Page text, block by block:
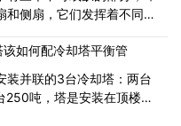
和侧扇，它们发挥着不同的
冷却塔并联安装时，水收
如何配冷却塔平衡管
装并联的3台冷却塔：两台
250吨，塔是安装在顶楼